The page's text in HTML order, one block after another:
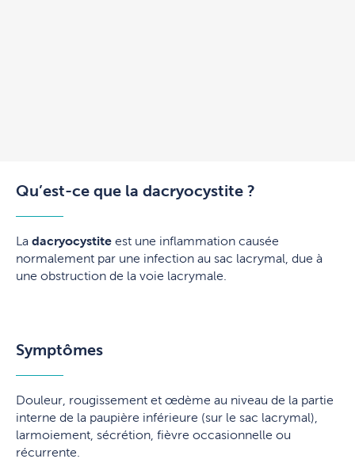
Qu’est-ce que la dacryocystite ?
La dacryocystite est une inflammation causée
normalement par une infection au sac lacrymal, due à
une obstruction de la voie lacrymale.
Symptômes
Douleur, rougissement et œdème au niveau de la partie
interne de la paupière inférieure (sur le sac lacrymal),
larmoiement, sécrétion, fièvre occasionnelle ou
récurrente.